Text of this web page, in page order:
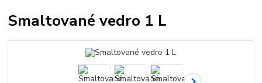
Smaltované vedro 1 L